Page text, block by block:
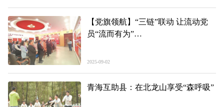
【党旗领航】“三链”联动 让流动党
员“流而有为”
2025-09-02
青海互助县：在北龙山享受“森呼吸”